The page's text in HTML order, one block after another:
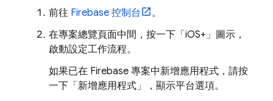
前往 Firebase 控制台
。
在專案總覽頁面中間，按一下「iOS+」 圖示，
啟動設定工作流程。
如果已在 Firebase 專案中新增應用程式，請按
一下「新增應用程式」
，顯示平台選項。